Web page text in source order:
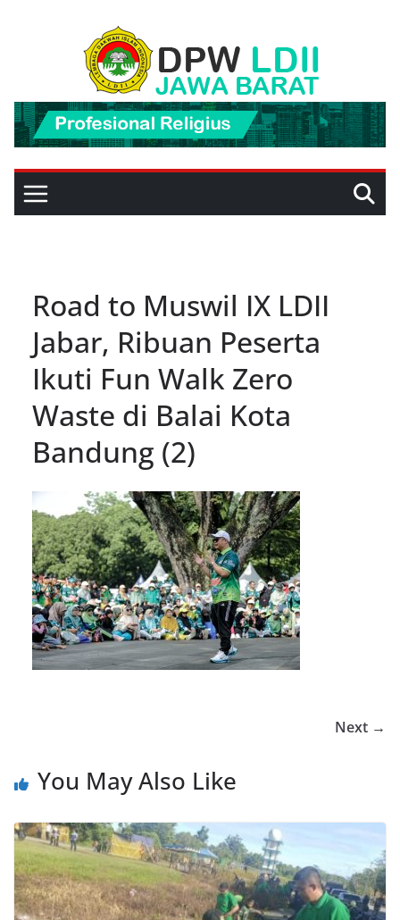
Road to Muswil IX LDII
Jabar, Ribuan Peserta
Ikuti Fun Walk Zero
Waste di Balai Kota
Bandung (2)
Next →
You May Also Like